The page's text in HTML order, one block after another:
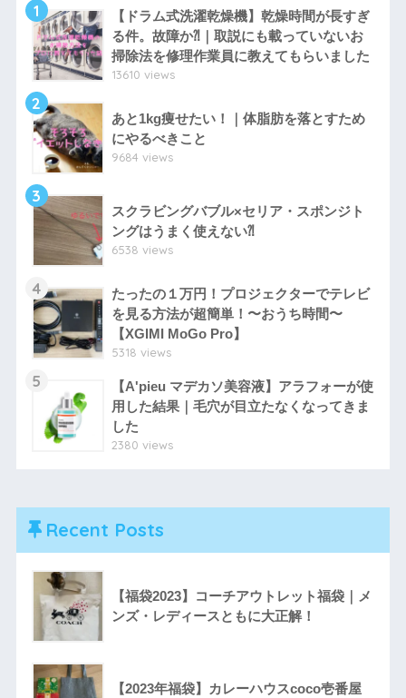
1
【ドラム式洗濯乾燥機】乾燥時間が長すぎ
る件。故障か⁈｜取説にも載っていないお
掃除法を修理作業員に教えてもらいました
13610 views
2
あと1kg痩せたい！｜体脂肪を落とすため
にやるべきこと
9684 views
3
スクラビングバブル×セリア・スポンジト
ングはうまく使えない⁈
6538 views
4
たったの１万円！プロジェクターでテレビ
を見る方法が超簡単！〜おうち時間〜
【XGIMI MoGo Pro】
5318 views
5
【A'pieu マデカソ美容液】アラフォーが使
用した結果｜毛穴が目立たなくなってきま
した
2380 views
Recent Posts
【福袋2023】コーチアウトレット福袋｜メ
ンズ・レディースともに大正解！
【2023年福袋】カレーハウスcoco壱番屋